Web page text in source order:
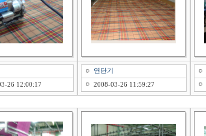
26 12:00:17
연단기
2008-03-26 11:59:27